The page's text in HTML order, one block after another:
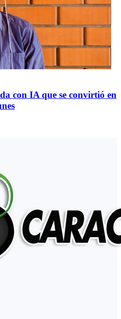
con IA que se convirtió en